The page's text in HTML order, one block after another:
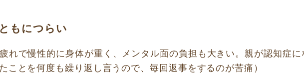
れで慢性的に身体が重く、メンタル面の負担も大きい。親が認知症に
ことを何度も繰り返し言うので、毎回返事をするのが苦痛）
もにつらい